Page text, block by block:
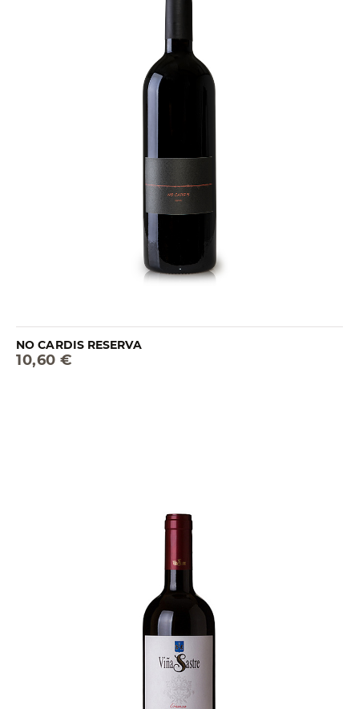
NO CARDIS RESERVA
10,60 €